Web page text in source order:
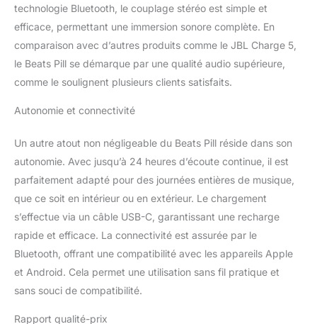
offrant des aigus nets et
des médiums riches. La
woofer et les matériaux
utilisés minimisent la
distorsion des basses
portable ou à un autre
appareil compatible à
et plongez dans un son
sans perte de haute
qualité La possibilité de
coupler facilement deux
vous permet de vous
immerger encore plus
technologie Bluetooth, le couplage stéréo est simple et
efficace, permettant une immersion sonore complète. En
comparaison avec d’autres produits comme le JBL Charge 5,
le Beats Pill se démarque par une qualité audio supérieure,
comme le soulignent plusieurs clients satisfaits.
Autonomie et connectivité
Un autre atout non négligeable du Beats Pill réside dans son
autonomie. Avec jusqu’à 24 heures d’écoute continue, il est
parfaitement adapté pour des journées entières de musique,
que ce soit en intérieur ou en extérieur. Le chargement
s’effectue via un câble USB-C, garantissant une recharge
rapide et efficace. La connectivité est assurée par le
Bluetooth, offrant une compatibilité avec les appareils Apple
et Android. Cela permet une utilisation sans fil pratique et
sans souci de compatibilité.
Rapport qualité-prix